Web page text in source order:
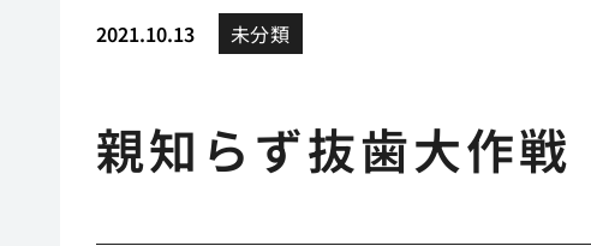
2021.10.13 未分類
親知らず抜歯大作戦